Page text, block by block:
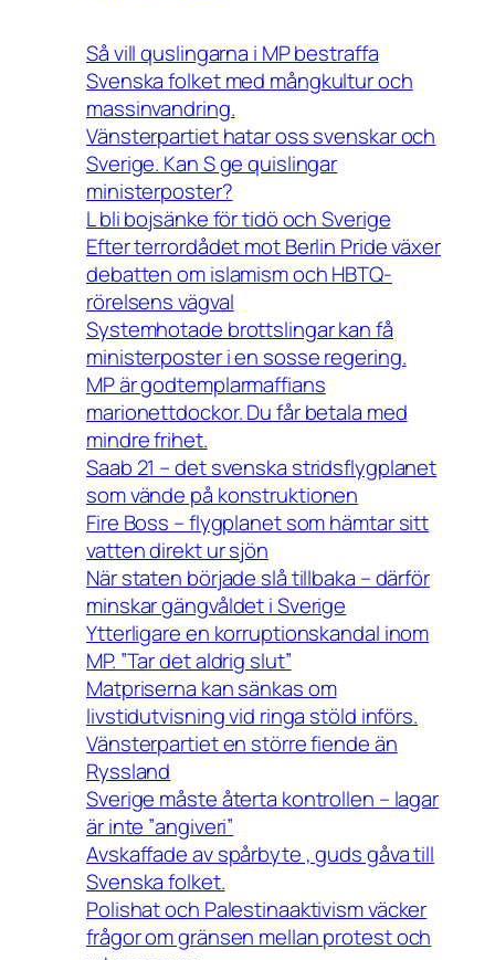
Så vill quslingarna i MP bestraffa
Svenska folket med mångkultur och
massinvandring.
Vänsterpartiet hatar oss svenskar och
Sverige. Kan S ge quislingar
ministerposter?
L bli bojsänke för tidö och Sverige
Efter terrordådet mot Berlin Pride växer
debatten om islamism och HBTQ-
rörelsens vägval
Systemhotade brottslingar kan få
ministerposter i en sosse regering.
MP är godtemplarmaffians
marionettdockor. Du får betala med
mindre frihet.
Saab 21 – det svenska stridsflygplanet
som vände på konstruktionen
Fire Boss – flygplanet som hämtar sitt
vatten direkt ur sjön
När staten började slå tillbaka – därför
minskar gängvåldet i Sverige
Ytterligare en korruptionskandal inom
MP. ”Tar det aldrig slut”
Matpriserna kan sänkas om
livstidutvisning vid ringa stöld införs.
Vänsterpartiet en större fiende än
Ryssland
Sverige måste återta kontrollen – lagar
är inte ”angiveri”
Avskaffade av spårbyte , guds gåva till
Svenska folket.
Polishat och Palestinaaktivism väcker
frågor om gränsen mellan protest och